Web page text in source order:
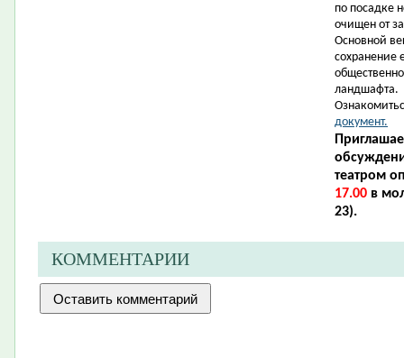
по посадке
очищен от
Основной
сохранение
ландшафта.
документ.
театром
17.00 в
23).
КОММЕНТАРИИ